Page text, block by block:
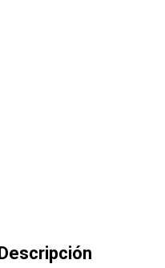
Descripción